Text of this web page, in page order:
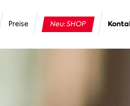
Preise Neu: SHOP